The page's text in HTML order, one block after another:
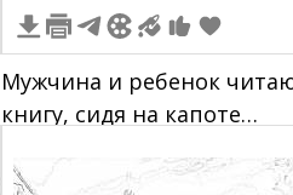
Мужчина и ребенок
книгу, сидя на капоте
улице с деревьями и